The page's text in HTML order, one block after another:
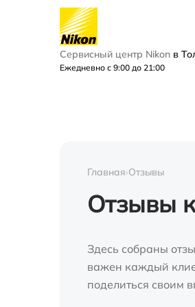
Сервисный центр Nikon в
Ежедневно с 9:00 до 21:00
Главная›Отзывы
Отзывы
Здесь собраны
важен каждый
поделиться своим